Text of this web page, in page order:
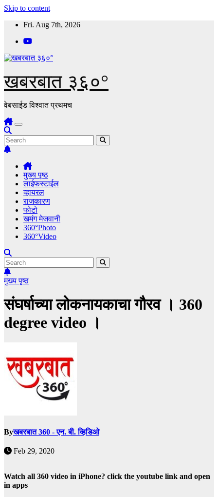
Skip to content
Fri. Aug 7th, 2026
खबरबात ३६०°
वेबसाईड विश्वात प्रथमच
मुख्य पृष्ठ
लाईफस्टाईल
व्हायरल
राजकारण
फोटो
खमंग मेजवानी
360°Photo
360°Video
मुख्य पृष्ठ
संघर्षाच्या लोकनायकाचा गौरव । 360
degree video ।
Byखबरबात 360 - एन. बी. व्हिडिओ
Feb 29, 2020
Watch all 360 video in iPhone? click the youtube link and open
in apps